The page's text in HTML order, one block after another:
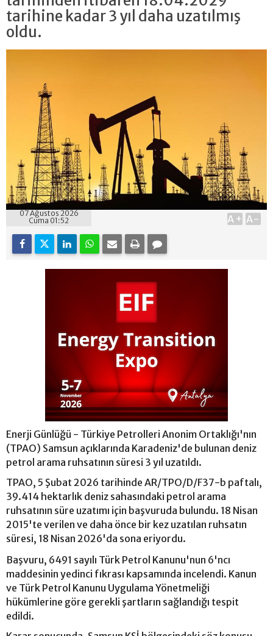
tarihine kadar 3 yıl daha uzatılmış
oldu.
07 Ağustos 2026
Cuma 01:52
A+ A-
Enerji Günlüğü - Türkiye Petrolleri Anonim Ortaklığı'nın
(TPAO) Samsun açıklarında Karadeniz'de bulunan deniz
petrol arama ruhsatının süresi 3 yıl uzatıldı.
TPAO, 5 Şubat 2026 tarihinde AR/TPO/D/F37-b paftalı,
39.414 hektarlık deniz sahasındaki petrol arama
ruhsatının süre uzatımı için başvuruda bulundu. 18 Nisan
2015'te verilen ve daha önce bir kez uzatılan ruhsatın
süresi, 18 Nisan 2026'da sona eriyordu.
Başvuru, 6491 sayılı Türk Petrol Kanunu'nun 6'ncı
maddesinin yedinci fıkrası kapsamında incelendi. Kanun
ve Türk Petrol Kanunu Uygulama Yönetmeliği
hükümlerine göre gerekli şartların sağlandığı tespit
edildi.